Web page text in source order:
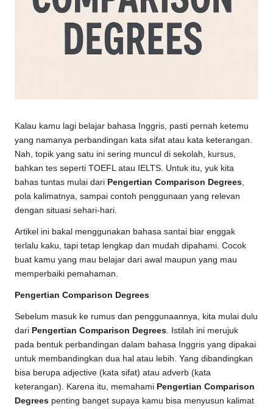
Kalau kamu lagi belajar bahasa Inggris, pasti pernah ketemu
yang namanya perbandingan kata sifat atau kata keterangan.
Nah, topik yang satu ini sering muncul di sekolah, kursus,
bahkan tes seperti TOEFL atau IELTS. Untuk itu, yuk kita
bahas tuntas mulai dari Pengertian Comparison Degrees
pola kalimatnya, sampai contoh penggunaan yang relevan
dengan situasi sehari-hari.
Artikel ini bakal menggunakan bahasa santai biar enggak
terlalu kaku, tapi tetap lengkap dan mudah dipahami. Cocok
buat kamu yang mau belajar dari awal maupun yang mau
memperbaiki pemahaman.
Pengertian Comparison Degrees
Sebelum masuk ke rumus dan penggunaannya, kita mulai dulu
dari Pengertian Comparison Degrees . Istilah ini merujuk
pada bentuk perbandingan dalam bahasa Inggris yang dipakai
untuk membandingkan dua hal atau lebih. Yang dibandingkan
bisa berupa adjective (kata sifat) atau adverb (kata
keterangan). Karena itu, memahami Pengertian Comparison
Degrees penting banget supaya kamu bisa menyusun kalimat